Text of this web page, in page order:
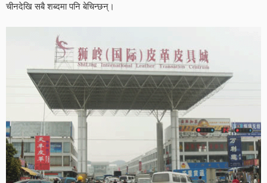
चीनदेखि सबै शब्दमा पनि बेचिन्छन्।